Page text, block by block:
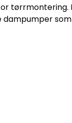
dampumper